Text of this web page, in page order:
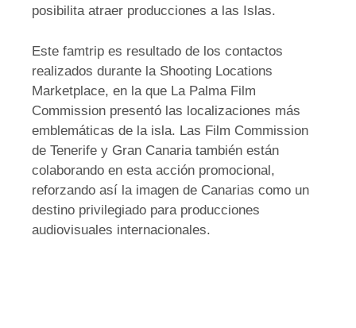
posibilita atraer producciones a las Islas.
Este famtrip es resultado de los contactos
realizados durante la Shooting Locations
Marketplace, en la que La Palma Film
Commission presentó las localizaciones más
emblemáticas de la isla. Las Film Commission
de Tenerife y Gran Canaria también están
colaborando en esta acción promocional,
reforzando así la imagen de Canarias como un
destino privilegiado para producciones
audiovisuales internacionales.